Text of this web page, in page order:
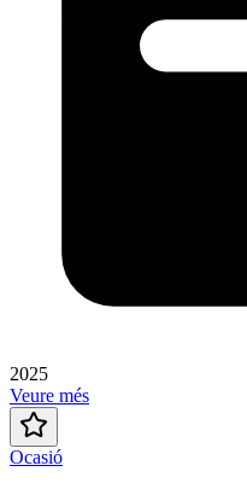
2025
Veure més
Ocasió